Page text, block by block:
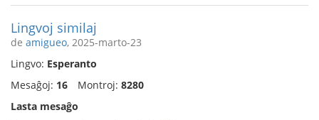
Lingvoj similaj
de amigueo, 2025-marto-23
Lingvo: Esperanto
Mesaĝoj: 16 Montroj: 8280
Lasta mesaĝo